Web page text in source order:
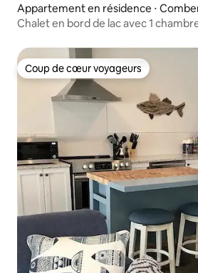
Appartement en résidence ⋅
Chalet en bord de lac avec 1
Coup de cœur voyageurs
Coup de cœur voyageurs